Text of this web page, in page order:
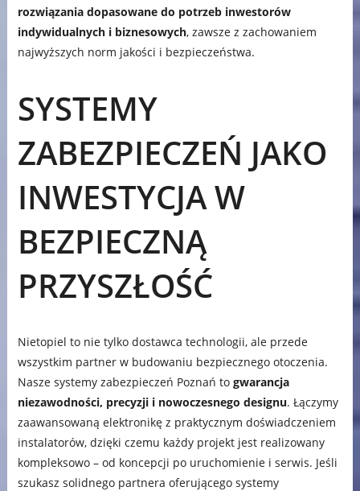
rozwiązania dopasowane do potrzeb inwestorów
indywidualnych i biznesowych, zawsze z zachowaniem
najwyższych norm jakości i bezpieczeństwa.
SYSTEMY
ZABEZPIECZEŃ JAKO
INWESTYCJA W
BEZPIECZNĄ
PRZYSZŁOŚĆ
Nietopiel to nie tylko dostawca technologii, ale przede
wszystkim partner w budowaniu bezpiecznego otoczenia.
Nasze systemy zabezpieczeń Poznań to gwarancja
niezawodności, precyzji i nowoczesnego designu. Łączymy
zaawansowaną elektronikę z praktycznym doświadczeniem
instalatorów, dzięki czemu każdy projekt jest realizowany
kompleksowo – od koncepcji po uruchomienie i serwis. Jeśli
szukasz solidnego partnera oferującego systemy